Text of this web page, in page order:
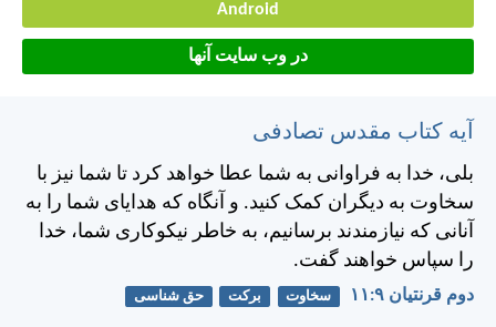
Android
در وب سایت آنها
آیه کتاب مقدس تصادفی
بلی، خدا به فراوانی به شما عطا خواهد كرد تا شما نيز با
سخاوت به ديگران كمک كنيد. و آنگاه كه هدايای شما را به
آنانی كه نيازمندند برسانيم، به خاطر نيكوكاری شما، خدا
را سپاس خواهند گفت.
دوم قرنتیان ۹:‏۱۱ سخاوت برکت حق شناسی